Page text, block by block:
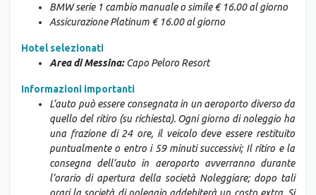
BMW serie 1 cambio manuale o simile € 16.00 al giorno
Assicurazione Platinum € 16.00 al giorno
Hotel selezionati
Area di Messina:Capo Peloro Resort
Informazioni importanti
L’auto può essere consegnata in un aeroporto diverso da
quello del ritiro (su richiesta). Ogni giorno di noleggio ha
una frazione di 24 ore, il veicolo deve essere restituito
puntualmente o entro i 59 minuti successivi; Il ritiro e la
consegna dell’auto in aeroporto avverranno durante
l’orario di apertura della società Noleggiare; dopo tali
orari la società di noleggio addebiterà un costo extra. Si